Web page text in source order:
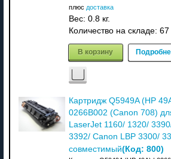
плюс доставка
Вес: 0.8 кг.
Количество на складе: 67
В корзину
Картридж Q5949A (HP
0266B002 (Canon 708)
LaserJet 1160/ 1320/
3392/ Canon LBP 3300/
совместимый(Код: 800)